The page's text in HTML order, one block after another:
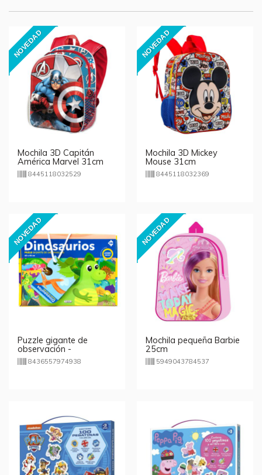
NOVEDAD
Mochila 3D Capitán
América Marvel 31cm
8445118032529
NOVEDAD
Mochila 3D Mickey
Mouse 31cm
8445118032369
NOVEDAD
Puzzle gigante de
observación -
Dinosaurios
8436557974938
NOVEDAD
Mochila pequeña Barbie
25cm
5949043784537